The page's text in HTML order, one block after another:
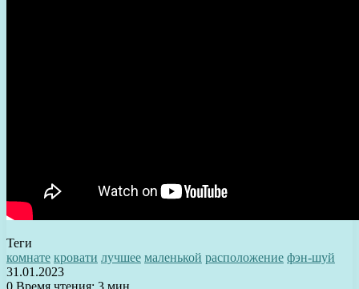
Теги
комнате кровати лучшее маленькой расположение фэн-шуй
31.01.2023
0 Время чтения: 3 мин.